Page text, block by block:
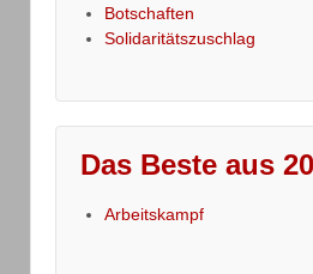
Botschaften
Solidaritätszuschlag
Das Beste aus
Arbeitskampf